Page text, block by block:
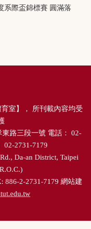
系際盃錦標賽 圓滿落
室 】，
所刊載內容均受
路三段一號 電話：
02-
02-2731-7179
Da-an District, Taipei
886-2-2731-7179 網站建